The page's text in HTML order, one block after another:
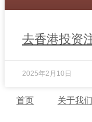
去香港投资
2025年2月10日
首页 关于我们